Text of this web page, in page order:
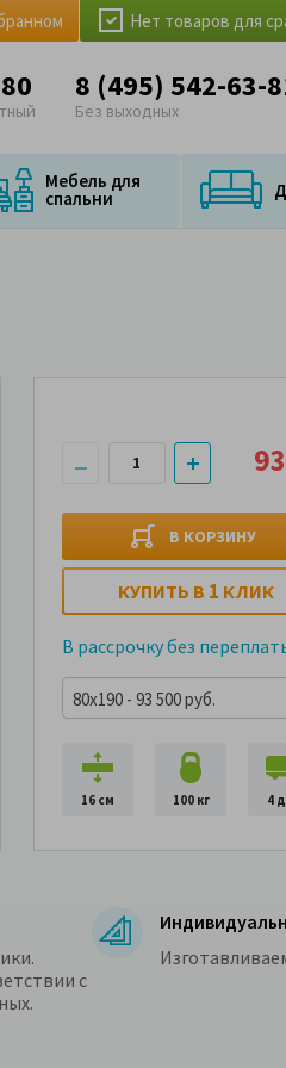
Нет товаров для
8 (495) 542-63-
Без выходных
Мебель для
спальни
В КОРЗИНУ
КУПИТЬ В 1 КЛИК
В рассрочку без
80x190 - 93 500 руб.
16 см 100 кг 4
с